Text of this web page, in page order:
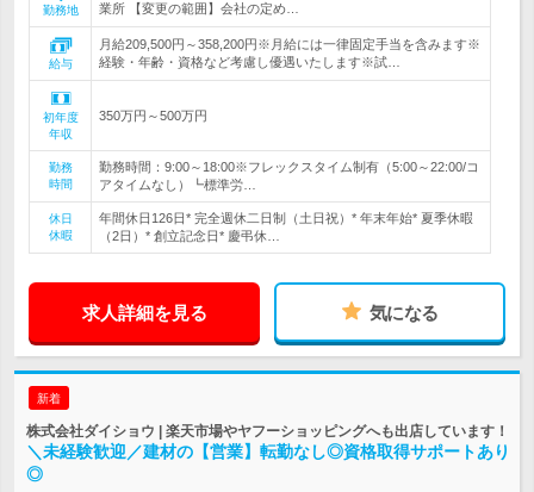
勤務地
業所 【変更の範囲】会社の定め…
給与
月給209,500円～358,200円※月給には一律固定手当を含みます※
経験・年齢・資格など考慮し優遇いたします※試…
初年度
年収
350万円～500万円
勤務
時間
勤務時間：9:00～18:00※フレックスタイム制有（5:00～22:00/コ
アタイムなし）┗標準労…
休日
休暇
年間休日126日* 完全週休二日制（土日祝）* 年末年始* 夏季休暇
（2日）* 創立記念日* 慶弔休…
求人詳細を見る 気になる
新着
株式会社ダイショウ | 楽天市場やヤフーショッピングへも出店しています！
＼未経験歓迎／建材の【営業】転勤なし◎資格取得サポートあり
◎